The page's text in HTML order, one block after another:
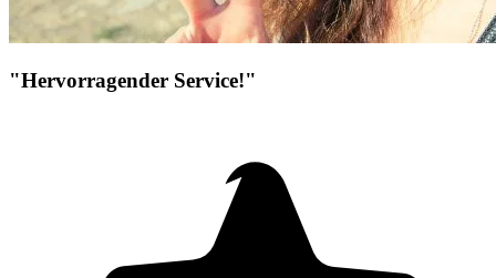
"Hervorragender Service!"